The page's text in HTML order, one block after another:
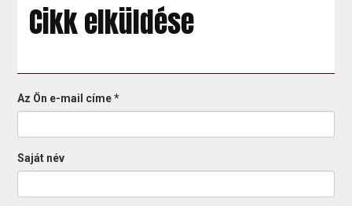
Cikk elküldése
Az Ön e-mail címe*
Saját név